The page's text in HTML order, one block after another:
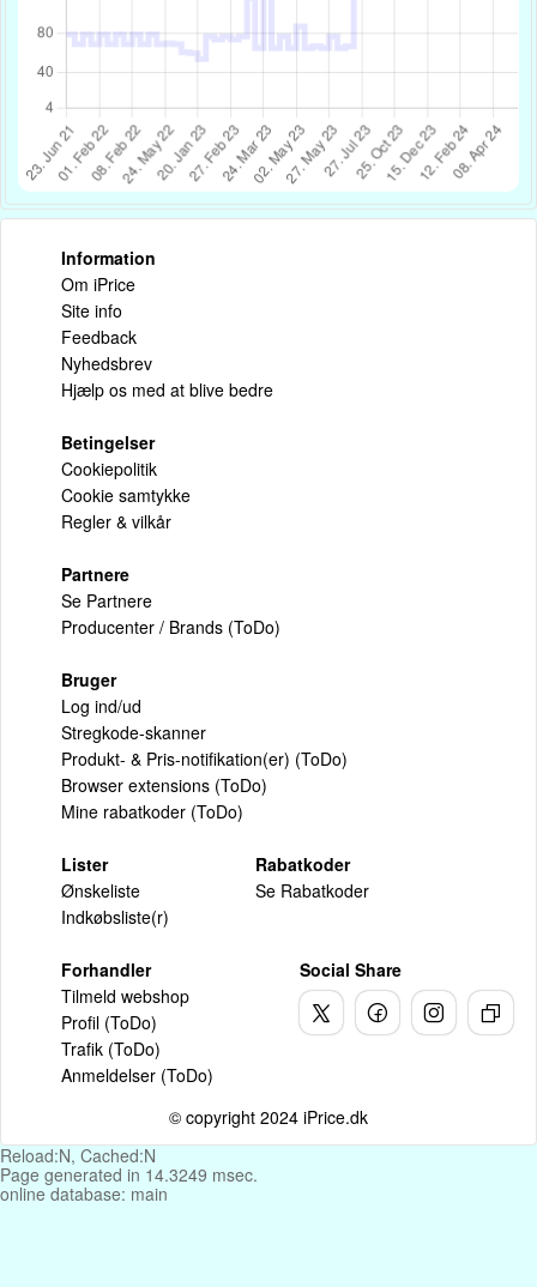
Information
Om iPrice
Site info
Feedback
Nyhedsbrev
Hjælp os med at blive bedre
Betingelser
Cookiepolitik
Cookie samtykke
Regler & vilkår
Partnere
Se Partnere
Producenter / Brands (ToDo)
Bruger
Log ind/ud
Stregkode-skanner
Produkt- & Pris-notifikation(er) (ToDo)
Browser extensions (ToDo)
Mine rabatkoder (ToDo)
Lister
Ønskeliste
Indkøbsliste(r)
Rabatkoder
Se Rabatkoder
Forhandler
Tilmeld webshop
Profil (ToDo)
Trafik (ToDo)
Anmeldelser (ToDo)
Social Share
© copyright 2024 iPrice.dk
Reload:N, Cached:N
Page generated in 14.3249 msec.
online database: main